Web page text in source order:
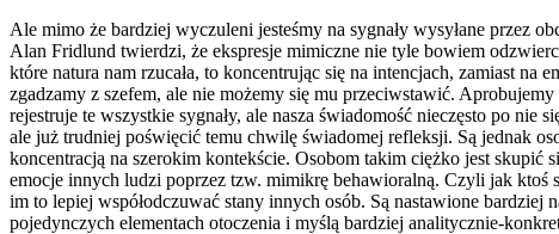
Ale mimo że bardziej wyczuleni jesteśmy na sygnały wysyłane przez
Alan Fridlund twierdzi, że ekspresje mimiczne nie tyle bowiem
które natura nam rzucała, to koncentrując się na intencjach, zamiast
zgadzamy z szefem, ale nie możemy się mu przeciwstawić.
rejestruje te wszystkie sygnały, ale nasza świadomość nieczęsto po nie
ale już trudniej poświęcić temu chwilę świadomej refleksji. Są jednak
koncentracją na szerokim kontekście. Osobom takim ciężko jest skupić
emocje innych ludzi poprzez tzw. mimikrę behawioralną. Czyli jak ktoś
im to lepiej współodczuwać stany innych osób. Są nastawione bardziej
pojedynczych elementach otoczenia i myślą bardziej analitycznie-